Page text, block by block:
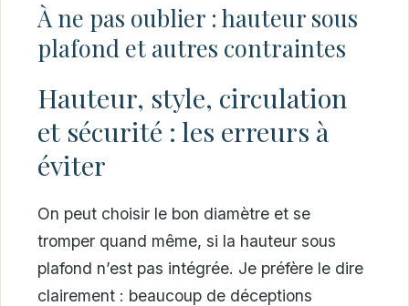
À ne pas oublier : hauteur sous
plafond et autres contraintes
Hauteur, style, circulation
et sécurité : les erreurs à
éviter
On peut choisir le bon diamètre et se
tromper quand même, si la hauteur sous
plafond n’est pas intégrée. Je préfère le dire
clairement : beaucoup de déceptions